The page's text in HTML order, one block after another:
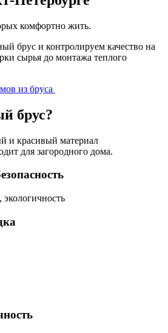
комфортно жить.
брус и контролируем качество на
сырья до монтажа теплого
из бруса
брус?
и красивый материал
для загородного дома.